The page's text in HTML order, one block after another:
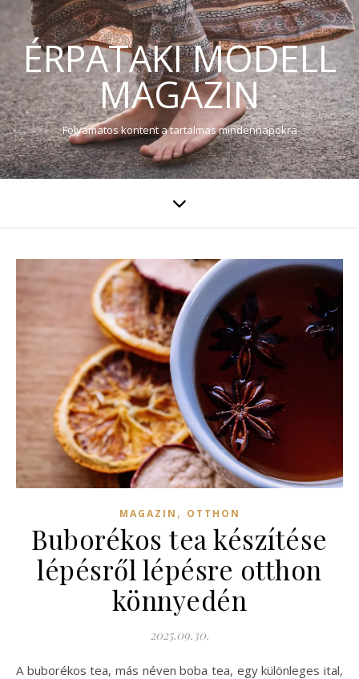
ÉRPATAKI MODELL
MAGAZIN
Folyamatos kontent a tartalmas mindennapokra
MAGAZIN , OTTHON
Buborékos tea készítése
lépésről lépésre otthon
könnyedén
2025.09.30.
A buborékos tea, más néven boba tea, egy különleges ital,